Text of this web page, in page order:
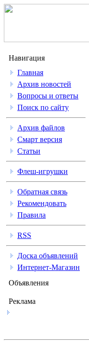
Навигация
Главная
Архив новостей
Вопросы и ответы
Поиск по сайту
Архив файлов
Смарт версия
Статьи
Флеш-игрушки
Обратная связь
Рекомендовать
Правила
RSS
Доска объявлений
Интернет-Магазин
Объявления
Реклама